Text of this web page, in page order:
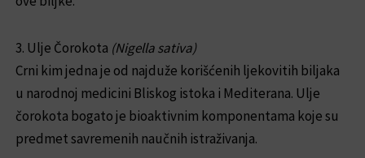
3. Ulje Čorokota (Nigella sativa)
Crni kim jedna je od najduže korišćenih ljekovitih biljaka
u narodnoj medicini Bliskog istoka i Mediterana. Ulje
čorokota bogato je bioaktivnim komponentama koje su
predmet savremenih naučnih istraživanja.